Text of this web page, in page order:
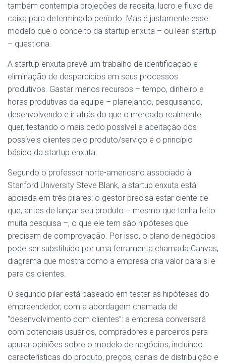
também contempla projeções de receita, lucro e fluxo de
caixa para determinado período. Mas é justamente esse
modelo que o conceito da startup enxuta – ou lean startup
– questiona.
A startup enxuta prevê um trabalho de identificação e
eliminação de desperdícios em seus processos
produtivos. Gastar menos recursos – tempo, dinheiro e
horas produtivas da equipe – planejando, pesquisando,
desenvolvendo e ir atrás do que o mercado realmente
quer, testando o mais cedo possível a aceitação dos
possíveis clientes pelo produto/serviço é o princípio
básico da startup enxuta.
Segundo o professor norte-americano associado à
Stanford University Steve Blank, a startup enxuta está
apoiada em três pilares: o gestor precisa estar ciente de
que, antes de lançar seu produto – mesmo que tenha feito
muita pesquisa –, o que ele tem são hipóteses que
precisam de comprovação. Por isso, o plano de negócios
pode ser substituído por uma ferramenta chamada Canvas,
diagrama que mostra como a empresa cria valor para si e
para os clientes.
O segundo pilar está baseado em testar as hipóteses do
empreendedor, com a abordagem chamada de
“desenvolvimento com clientes”: a empresa conversará
com potenciais usuários, compradores e parceiros para
apurar opiniões sobre o modelo de negócios, incluindo
características do produto, preços, canais de distribuição e